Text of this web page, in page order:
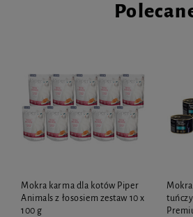
Mokra karma dla kotów Piper
Animals z łososiem zestaw 10 x
100 g